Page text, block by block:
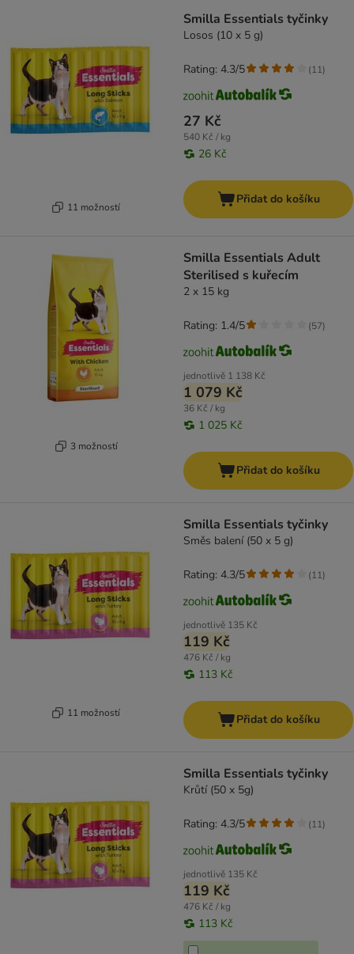
11 možností
Smilla Essentials tyčinky
Losos (10 x 5 g)
27 Kč
540 Kč / kg
26 Kč
Rating: 4.3/5 (11)
Přidat do košíku
3 možností
Smilla Essentials Adult
Sterilised s kuřecím
2 x 15 kg
jednotlivě 1 138 Kč
1 079 Kč
36 Kč / kg
1 025 Kč
Rating: 1.4/5 (57)
Přidat do košíku
11 možností
Smilla Essentials tyčinky
Směs balení (50 x 5 g)
jednotlivě 135 Kč
119 Kč
476 Kč / kg
113 Kč
Rating: 4.3/5 (11)
Přidat do košíku
Smilla Essentials tyčinky
Krůtí (50 x 5g)
jednotlivě 135 Kč
119 Kč
476 Kč / kg
113 Kč
Rating: 4.3/5 (11)